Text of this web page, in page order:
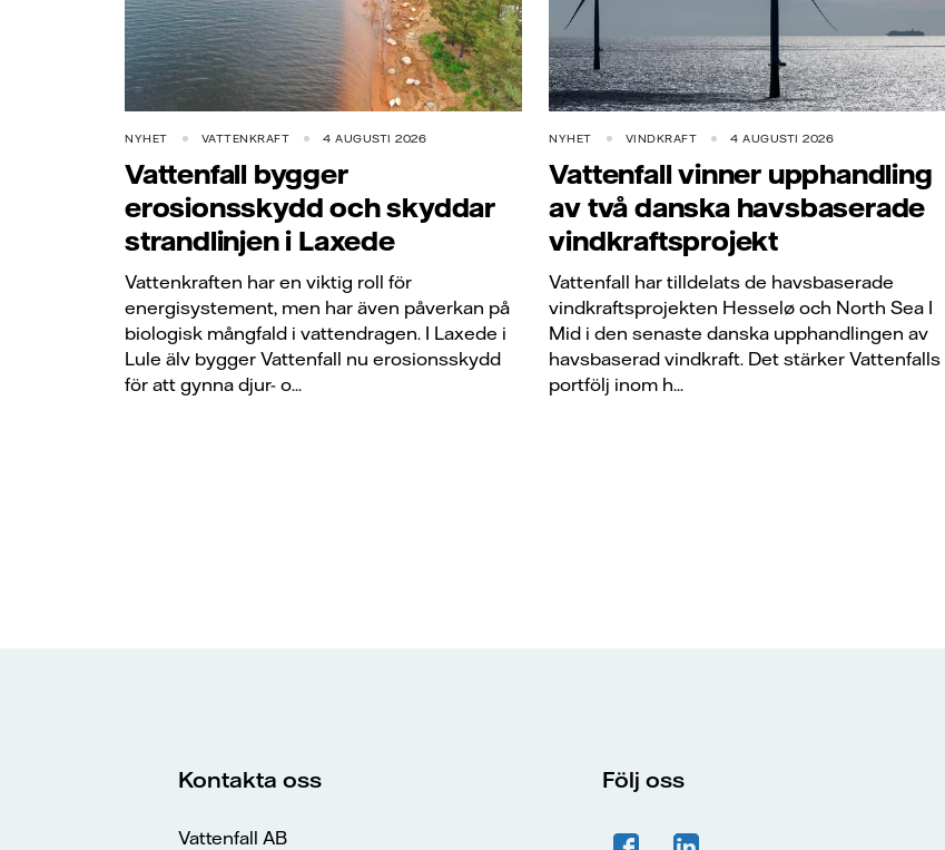
NYHET VATTENKRAFT 4 AUGUSTI 2026
Vattenfall bygger
erosionsskydd och skyddar
strandlinjen i Laxede
Vattenkraften har en viktig roll för
energisystement, men har även påverkan på
biologisk mångfald i vattendragen. I Laxede i
Lule älv bygger Vattenfall nu erosionsskydd
för att gynna djur- o...
NYHET VINDKRAFT 4 AUGUSTI 2026
Vattenfall vinner upphandling
av två danska havsbaserade
vindkraftsprojekt
Vattenfall har tilldelats de havsbaserade
vindkraftsprojekten Hesselø och North Sea I
Mid i den senaste danska upphandlingen av
havsbaserad vindkraft. Det stärker Vattenfalls
portfölj inom h...
Kontakta oss
Vattenfall AB
Följ oss